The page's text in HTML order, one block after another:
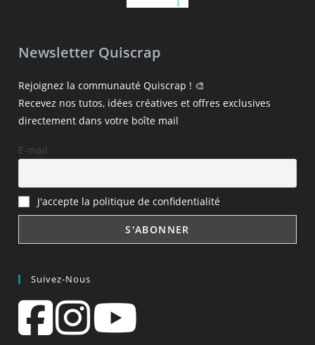
Newsletter Quiscrap
Rejoignez la communauté Quiscrap ! 🎨
Recevez nos tutos, idées créatives et offres exclusives
directement dans votre boîte mail
E-mail
J'accepte la politique de confidentialité
Suivez-Nous